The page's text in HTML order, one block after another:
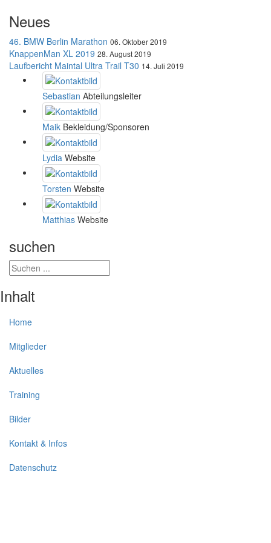
Neues
46. BMW Berlin Marathon 06. Oktober 2019
KnappenMan XL 2019 28. August 2019
Laufbericht Maintal Ultra Trail T30 14. Juli 2019
Sebastian Abteilungsleiter
Maik Bekleidung/Sponsoren
Lydia Website
Torsten Website
Matthias Website
suchen
Inhalt
Home
Mitglieder
Aktuelles
Training
Bilder
Kontakt & Infos
Datenschutz